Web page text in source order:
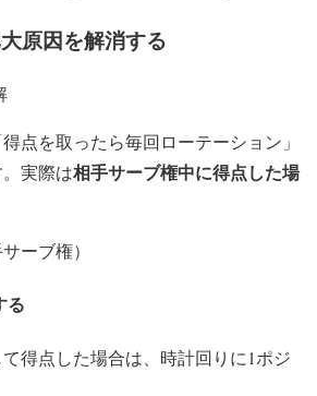
原因を解消する
点を取ったら毎回ローテーション」
実際は相手サーブ権中に得点した場
ーブ権）
る
得点した場合は、時計回りに1ポジ